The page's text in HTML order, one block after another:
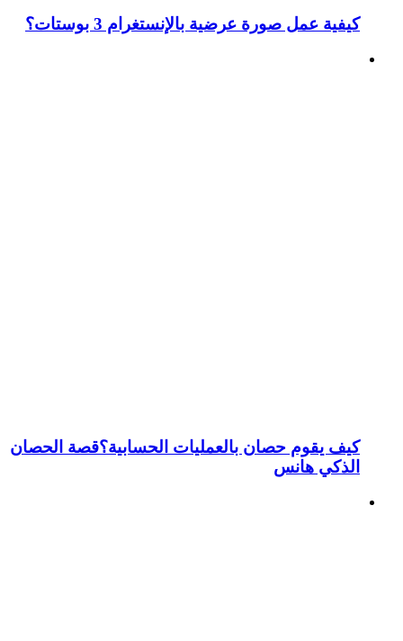
كيفية عمل صورة عرضية بالإنستغرام 3 بوستات؟
كيف يقوم حصان بالعمليات الحسابية؟قصة الحصان
الذكي هانس